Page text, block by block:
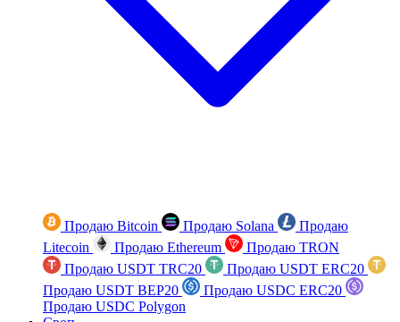
Продаю Bitcoin Продаю Solana
Продаю
Litecoin
Продаю Ethereum
Продаю TRON
Продаю USDT TRC20
Продаю USDT ERC20
Продаю USDT BEP20
Продаю USDC ERC20
Продаю USDC Polygon